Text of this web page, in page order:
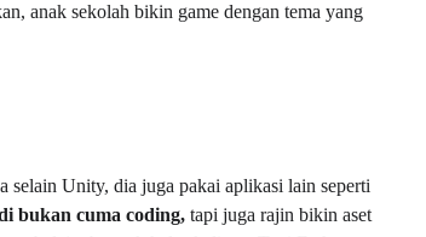
anak sekolah bikin game dengan tema yang
selain Unity, dia juga pakai aplikasi lain seperti
bukan cuma coding, tapi juga rajin bikin aset